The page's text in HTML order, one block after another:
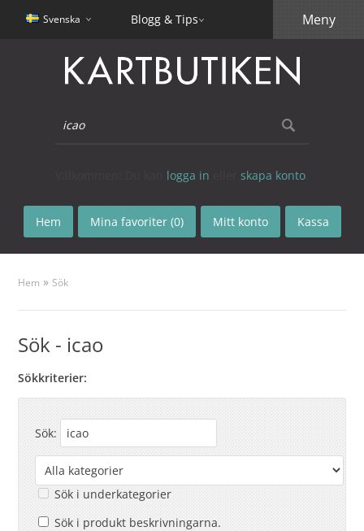
Svenska Blogg & Tips
logga in skapa konto
Hem Mina favoriter (0) Mitt konto Kassa
Meny
Hem » Sök
Sök - icao
Sökkriterier:
Sök:
Sök i underkategorier
Sök i produkt beskrivningarna.